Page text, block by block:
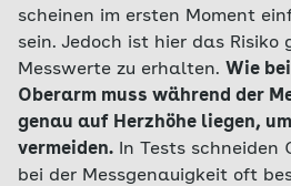
scheinen im ersten Moment
sein. Jedoch ist hier das Risiko
Messwerte zu erhalten. Wie
Oberarm muss während der
genau auf Herzhöhe liegen,
vermeiden. In Tests schneiden
bei der Messgenauigkeit oft